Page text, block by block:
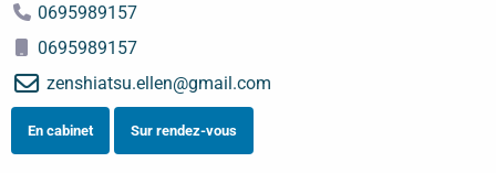
0695989157
0695989157
zenshiatsu.ellen@gmail.com
En cabinet Sur rendez-vous